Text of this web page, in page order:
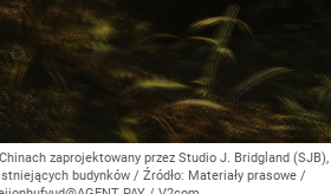
zaprojektowany przez Studio J. Bridgland (SJB),
budynków / Źródło: Materiały prasowe /